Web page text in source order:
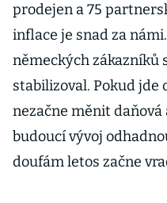
prodejen a 75
inflace je snad za
německých zákazníků
stabilizoval. Pokud jde
nezačne měnit daňová
budoucí vývoj
doufám letos začne